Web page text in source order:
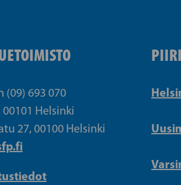
(09) 693 070
00101 Helsinki
27, 00100 Helsinki